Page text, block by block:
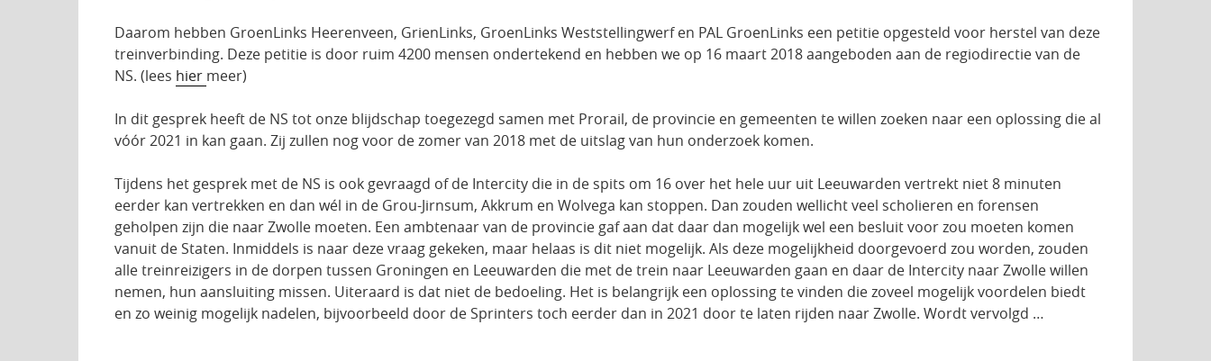
Daarom hebben GroenLinks Heerenveen, GrienLinks, GroenLinks Weststellingwerf en PAL GroenLinks een petitie opgesteld voor herstel van deze
treinverbinding. Deze petitie is door ruim 4200 mensen ondertekend en hebben we op 16 maart 2018 aangeboden aan de regiodirectie van de
NS. (lees hier meer)
In dit gesprek heeft de NS tot onze blijdschap toegezegd samen met Prorail, de provincie en gemeenten te willen zoeken naar een oplossing die al
vóór 2021 in kan gaan. Zij zullen nog voor de zomer van 2018 met de uitslag van hun onderzoek komen.
Tijdens het gesprek met de NS is ook gevraagd of de Intercity die in de spits om 16 over het hele uur uit Leeuwarden vertrekt niet 8 minuten
eerder kan vertrekken en dan wél in de Grou-Jirnsum, Akkrum en Wolvega kan stoppen. Dan zouden wellicht veel scholieren en forensen
geholpen zijn die naar Zwolle moeten. Een ambtenaar van de provincie gaf aan dat daar dan mogelijk wel een besluit voor zou moeten komen
vanuit de Staten. Inmiddels is naar deze vraag gekeken, maar helaas is dit niet mogelijk. Als deze mogelijkheid doorgevoerd zou worden, zouden
alle treinreizigers in de dorpen tussen Groningen en Leeuwarden die met de trein naar Leeuwarden gaan en daar de Intercity naar Zwolle willen
nemen, hun aansluiting missen. Uiteraard is dat niet de bedoeling. Het is belangrijk een oplossing te vinden die zoveel mogelijk voordelen biedt
en zo weinig mogelijk nadelen, bijvoorbeeld door de Sprinters toch eerder dan in 2021 door te laten rijden naar Zwolle. Wordt vervolgd …